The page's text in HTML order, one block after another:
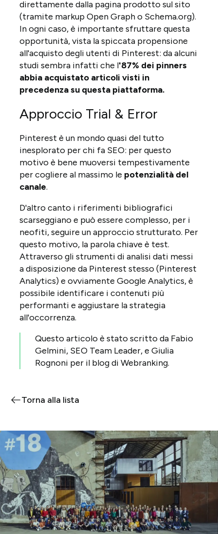
direttamente dalla pagina prodotto sul sito
(tramite markup Open Graph o Schema.org).
In ogni caso, è importante sfruttare questa
opportunità, vista la spiccata propensione
all'acquisto degli utenti di Pinterest: da alcuni
studi sembra infatti che l'87% dei pinners
abbia acquistato articoli visti in
precedenza su questa piattaforma.
Approccio Trial & Error
Pinterest è un mondo quasi del tutto
inesplorato per chi fa SEO: per questo
motivo è bene muoversi tempestivamente
per cogliere al massimo le potenzialità del
canale.
D'altro canto i riferimenti bibliografici
scarseggiano e può essere complesso, per i
neofiti, seguire un approccio strutturato. Per
questo motivo, la parola chiave è test.
Attraverso gli strumenti di analisi dati messi
a disposizione da Pinterest stesso (Pinterest
Analytics) e ovviamente Google Analytics, è
possibile identificare i contenuti più
performanti e aggiustare la strategia
all'occorrenza.
Questo articolo è stato scritto da Fabio
Gelmini, SEO Team Leader, e Giulia
Rognoni per il blog di Webranking.
Torna alla lista